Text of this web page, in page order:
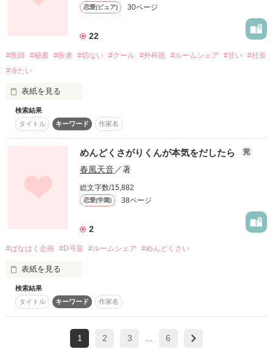
◇◆水羽 凛さま◆◇
2011年2月10日……完結
作品を読む
家事は分担制だろう。
全部梓に押し付けるなよ。
優しい数学教師
〈露崎雫〉
四人の奇妙なﾙｰﾑｼｪｱの幕が今上がる。
作品を読む
柚月には恋人がいるので輝生には興味がなく、
恋人や実家の両親に言えずに悩む柚月。
半ば仕方なくルームシェアを始めていたある日、
※R15+
【執筆期間：2026/3/6～】
************************************
************************************
恋愛(ピュア) 30ページ
22
#医師 #秘書 #医者 #切ない #クール #外科医 #ルームシェア #甘い #社長
#冷たい
表紙を見る
それの繰り返しだった。
甘く、苦い、縛りつけるような言葉が次々に降ってきても、
河野に届いているのは一部分だけ。
「亜美の可愛らしい顔も、よく響く声も、誰かによく躾けられ
た反応しすぎる身体も、もう後は決まってるんだよ。俺に捧げ
ることに」
などと言われようとも、身体は刺激に耐えるのが精一杯で自
分の息を吐く音でほとんどかき消されてしまっている。
もう何度もせり上げては解放されている身体は、思考を途切
れ途切れにさせ、もうほとんど慶介の熱しか伝わっていない。
(「その一言のために」Ｐ30より)
クールで近寄りがたい医師　斉藤が、少しずつ、歩み寄って
検索結果
タイトル
キーワード 作家名
めんどくさがりくんが本気をだしたら 完
春風天音／著
総文字数/15,882
恋愛(学園) 38ページ
2
#ばなはく企画 #D号室 #ルームシェア #めんどくさい
表紙を見る
1人暮しに憧れて親を何とか説得し
アパートに入居。
しかし何故か入居先には
1人の男の子がいました。
検索結果
タイトル
キーワード 作家名
1 2 3 6